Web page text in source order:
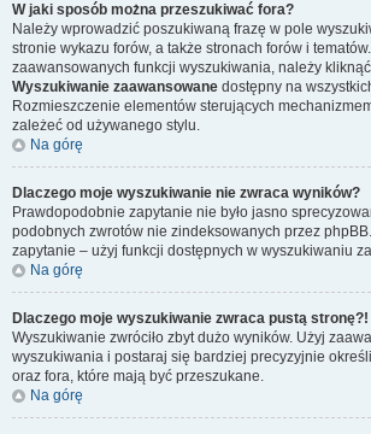
W jaki sposób można przeszukiwać fora?
Należy wprowadzić poszukiwaną frazę w pole
stronie wykazu forów, a także stronach forów i
zaawansowanych funkcji wyszukiwania, należy
Wyszukiwanie zaawansowane dostępny na
Rozmieszczenie elementów sterujących
zależeć od używanego stylu.
Na górę
Dlaczego moje wyszukiwanie nie zwraca wyników?
Prawdopodobnie zapytanie nie było jasno
podobnych zwrotów nie zindeksowanych przez
zapytanie – użyj funkcji dostępnych w wyszukiwaniu
Na górę
Dlaczego moje wyszukiwanie zwraca pustą stronę?!
Wyszukiwanie zwróciło zbyt dużo wyników. Użyj
wyszukiwania i postaraj się bardziej precyzyjnie
oraz fora, które mają być przeszukane.
Na górę